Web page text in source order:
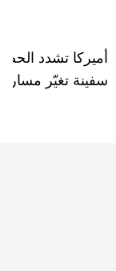
سفينة تغيّر